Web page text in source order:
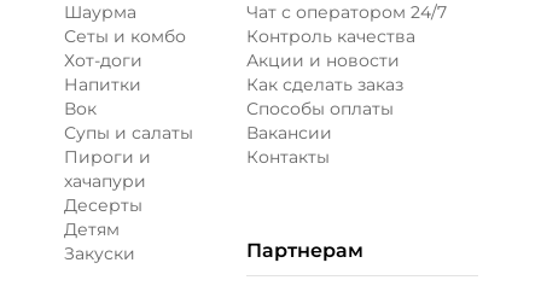
Шаурма
Сеты и комбо
Хот-доги
Напитки
Вок
Супы и салаты
Пироги и
хачапури
Десерты
Детям
Закуски
Чат с оператором 24/7
Контроль качества
Акции и новости
Как сделать заказ
Способы оплаты
Вакансии
Контакты
Партнерам